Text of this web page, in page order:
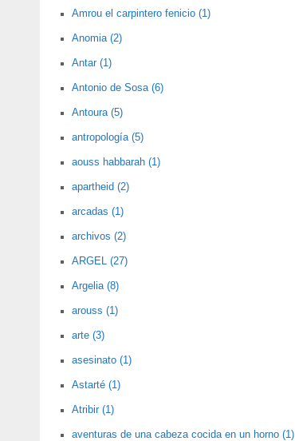
Amrou el carpintero fenicio (1)
Anomia (2)
Antar (1)
Antonio de Sosa (6)
Antoura (5)
antropología (5)
aouss habbarah (1)
apartheid (2)
arcadas (1)
archivos (2)
ARGEL (27)
Argelia (8)
arouss (1)
arte (3)
asesinato (1)
Astarté (1)
Atribir (1)
aventuras de una cabeza cocida en un horno (1)